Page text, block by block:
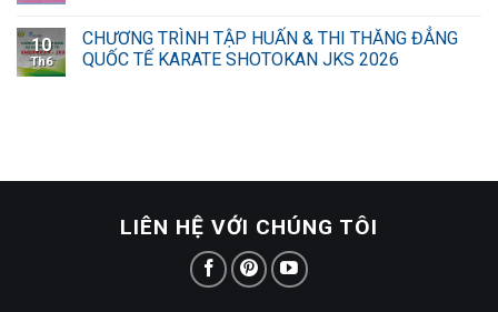
10
Th6
CHƯƠNG TRÌNH TẬP HUẤN & THI THĂNG ĐẲNG
QUỐC TẾ KARATE SHOTOKAN JKS 2026
LIÊN HỆ VỚI CHÚNG TÔI